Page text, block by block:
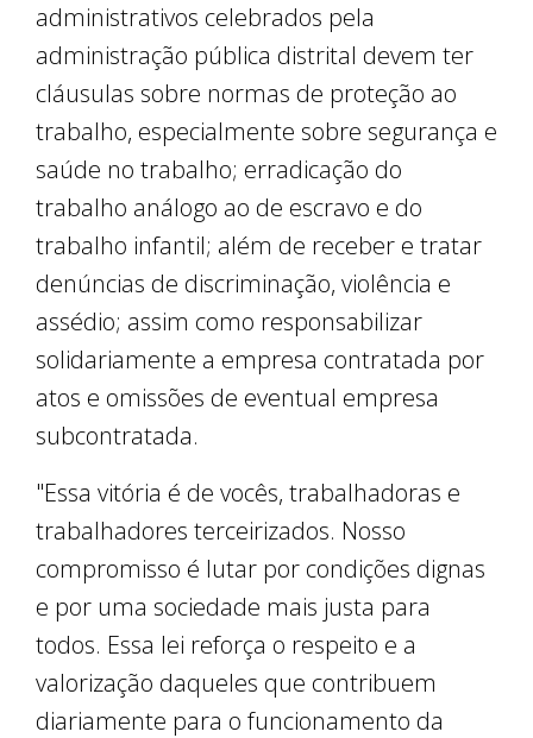
administrativos celebrados pela
administração pública distrital devem ter
cláusulas sobre normas de proteção ao
trabalho, especialmente sobre segurança e
saúde no trabalho; erradicação do
trabalho análogo ao de escravo e do
trabalho infantil; além de receber e tratar
denúncias de discriminação, violência e
assédio; assim como responsabilizar
solidariamente a empresa contratada por
atos e omissões de eventual empresa
subcontratada.
"Essa vitória é de vocês, trabalhadoras e
trabalhadores terceirizados. Nosso
compromisso é lutar por condições dignas
e por uma sociedade mais justa para
todos. Essa lei reforça o respeito e a
valorização daqueles que contribuem
diariamente para o funcionamento da